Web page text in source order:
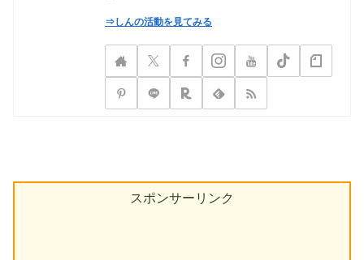
⇒しんの活動を見てみる
スポンサーリンク